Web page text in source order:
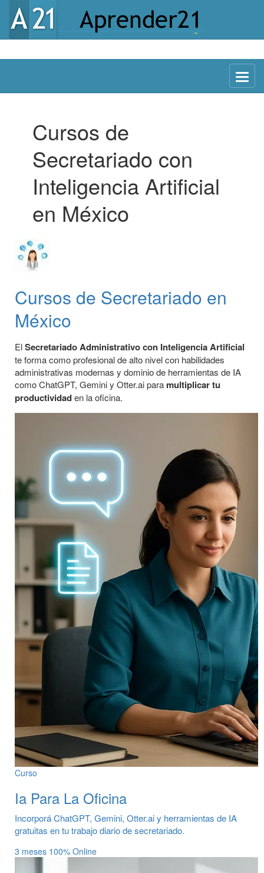
Menu
Cursos de
Secretariado con
Inteligencia Artificial
en México
Cursos de Secretariado en
México
ElSecretariado Administrativo con Inteligencia Artificial
te forma como profesional de alto nivel con habilidades
administrativas modernas y dominio de herramientas de IA
como ChatGPT, Gemini y Otter.ai para multiplicar tu
productividaden la oficina.
Curso
CON IA
Ia Para La Oficina
Incorporá ChatGPT, Gemini, Otter.ai y herramientas de IA
gratuitas en tu trabajo diario de secretariado.
3 meses 100% Online